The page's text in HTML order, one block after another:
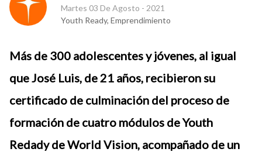
Martes 03 De Agosto - 2021
Youth Ready, Emprendimiento
Más de 300 adolescentes y jóvenes, al igual
que José Luis, de 21 años, recibieron su
certificado de culminación del proceso de
formación de cuatro módulos de Youth
Redady de World Vision, acompañado de un